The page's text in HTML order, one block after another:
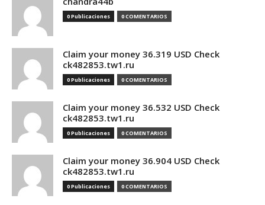
0 Publicaciones 0 COMENTARIOS
Claim your money 36.319 USD Check
ck482853.tw1.ru
0 Publicaciones 0 COMENTARIOS
Claim your money 36.532 USD Check
ck482853.tw1.ru
0 Publicaciones 0 COMENTARIOS
Claim your money 36.904 USD Check
ck482853.tw1.ru
0 Publicaciones 0 COMENTARIOS